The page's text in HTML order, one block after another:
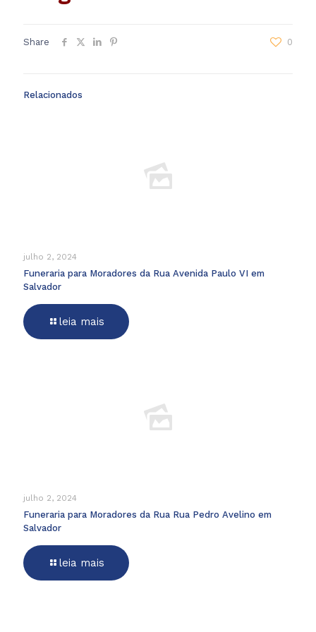
Share 0
Relacionados
julho 2, 2024
Funeraria para Moradores da Rua Avenida Paulo VI em
Salvador
leia mais
julho 2, 2024
Funeraria para Moradores da Rua Rua Pedro Avelino em
Salvador
leia mais